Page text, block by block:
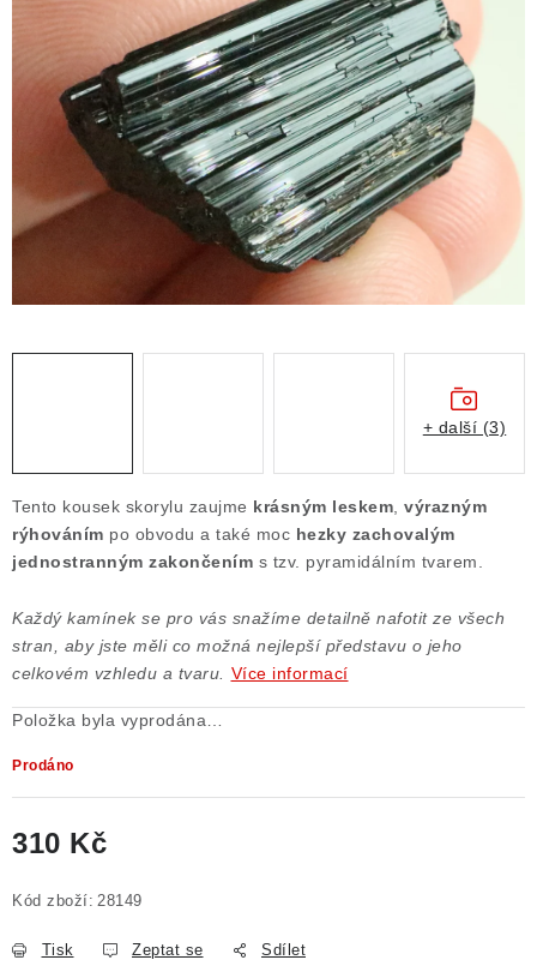
KRYSTALY
ČLÁNKY
NALEZIŠTĚ
NÁŠ PŘÍBĚH
Výkup minerálů a drahých kamenů
Formulář pro uplatnění reklamace
Poučení o právu na odstoupení od smlouvy
Tento kousek skorylu zaujme krásným leskem výrazným
rýhováním po obvodu a také moc hezky zachovalým
jednostranným zakončením s tzv. pyramidálním tvarem.
Každý kamínek se pro vás snažíme detailně nafotit ze všech
stran, aby jste měli co možná nejlepší představu o jeho
celkovém vzhledu a tvaru.
Více informací
Položka byla vyprodána…
Prodáno
310 Kč
Kód zboží: 28149
Tisk Zeptat se Sdílet
+ další (3)